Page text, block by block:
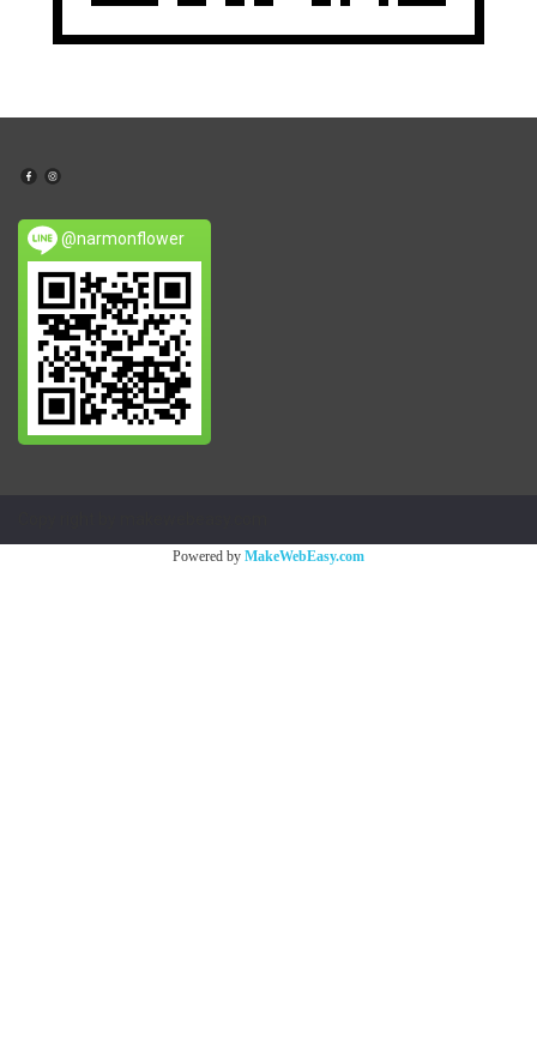
@narmonflower
Powered by MakeWebEasy.com